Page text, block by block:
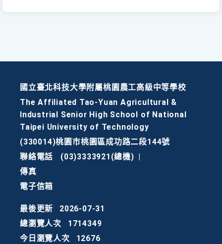
國立臺北科技大學附屬桃園農工高級中等學校
The Affiliated Tao-Yuan Agricultural &
Industrial Senior High School of National
Taipei University of Technology
(330014)桃園市桃園區成功路二段144號
聯絡電話
(03)3333921(總機)
傳真
電子信箱
最後更新
2026-07-31
總瀏覽人次
1714349
今日瀏覽人次
12676